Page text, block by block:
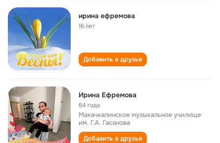
ирина ефремова
16 лет
Добавить в друзья
Ирина Ефремова
64 года
Махачкалинское музыкальное училище
им. Г.А. Гасанова
Добавить в друзья